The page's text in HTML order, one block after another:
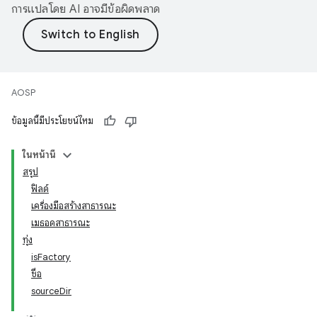
การแปลโดย AI อาจมีข้อผิดพลาด
AOSP
ข้อมูลนี้มีประโยชน์ไหม
ในหน้านี้
สรุป
ฟิลด์
เครื่องมือสร้างสาธารณะ
เมธอดสาธารณะ
ทุ่ง
isFactory
ชื่อ
sourceDir